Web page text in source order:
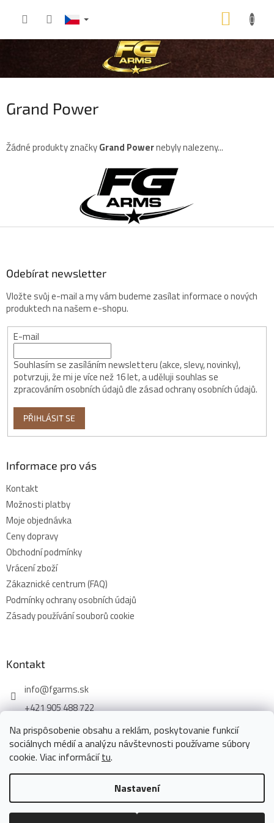
Na prispôsobenie obsahu a reklám, poskytovanie funkcií
sociálnych médií a analýzu návštevnosti používame súbory
cookie. Viac informáciítu.
Nastavení
KOŠÍK
Grand Power
Žádné produkty značkyGrand Powernebyly nalezeny...
t
Odebírat newsletter
Vložte svůj e-mail a my vám budeme zasílat informace o nových
produktech na našem e-shopu.
E-mail
Souhlasím se zasíláním newsletteru (akce, slevy, novinky),
potvrzuji, že mi je více než 16 let, a uděluji souhlas se
zpracováním osobních údajů dle zásad ochrany osobních údajů.
PŘIHLÁSIT SE
Informace pro vás
Kontakt
Možnosti platby
Moje objednávka
Ceny dopravy
Obchodní podmínky
Vrácení zboží
Zákaznické centrum (FAQ)
Podmínky ochrany osobních údajů
Zásady používání souborů cookie
Kontakt
info@fgarms.sk
+421 905 488 722
Vytvořil Shoptet
Copyright 2026www.fgarms.eu. Všechna práva vyhrazena.